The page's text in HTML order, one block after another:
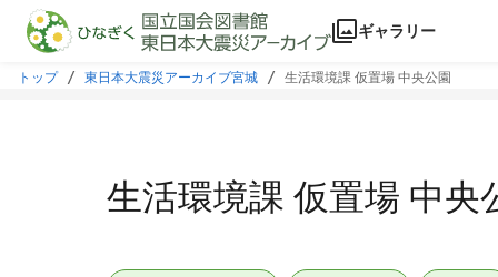
本文に飛ぶ
ギャラリー
トップ 東日本大震災アーカイブ宮城 生活環境課 仮置場 中央公園
生活環境課 仮置場 中央